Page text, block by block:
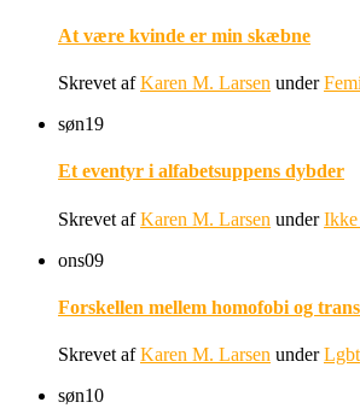
At være kvinde er min skæbne
Skrevet afKaren M. Larsen under
søn19
Et eventyr i alfabetsuppens dybder
Skrevet afKaren M. Larsen underIkke
ons09
Forskellen mellem homofobi og
Skrevet afKaren M. Larsen underLgbt
søn10